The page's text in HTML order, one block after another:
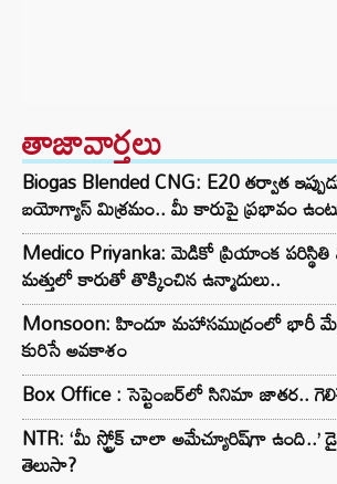
తాజావార్తలు
Biogas Blended CNG: E20 తర్వాత
బయోగ్యాస్ మిశ్రమం.. మీ కారుపై ప్రభావం
Medico Priyanka: మెడికో ప్రియాంక
మత్తులో కారుతో తొక్కించిన ఉన్మాదులు..
Monsoon: హిందూ మహాసముద్రంలో భారీ
కురిసే అవకాశం
Box Office : సెప్టెంబర్‌లో సినిమా జాతర..
NTR: ‘మీ స్ట్రోక్ చాలా అమేచ్యూరిష్‌గా
తెలుసా?